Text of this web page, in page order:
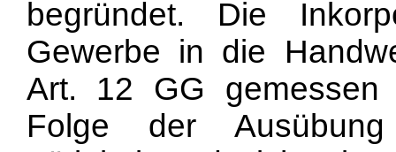
begründet. Die
Gewerbe in die
Art. 12 GG
Folge der Ausübung